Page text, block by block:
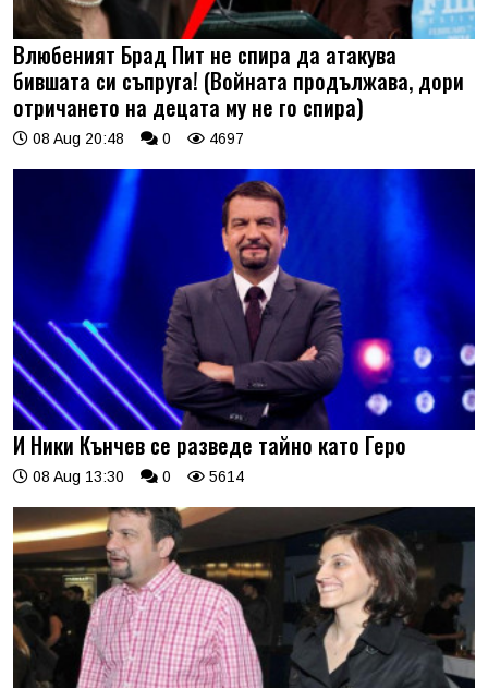
Влюбеният Брад Пит не спира да атакува
бившата си съпруга! (Войната продължава, дори
отричането на децата му не го спира)
08 Aug 20:48 0 4697
И Ники Кънчев се разведе тайно като Геро
08 Aug 13:30 0 5614